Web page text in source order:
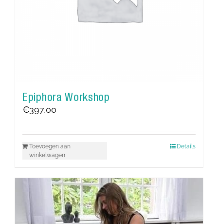
Epiphora Workshop
€397,00
Toevoegen aan
winkelwagen
Details